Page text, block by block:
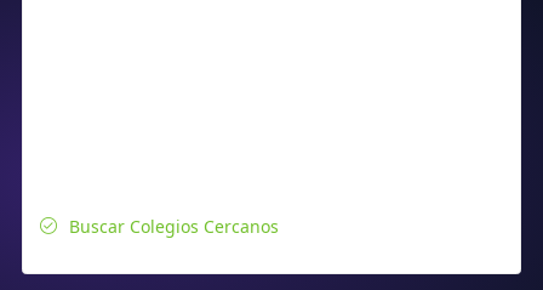
Buscar Colegios Cercanos